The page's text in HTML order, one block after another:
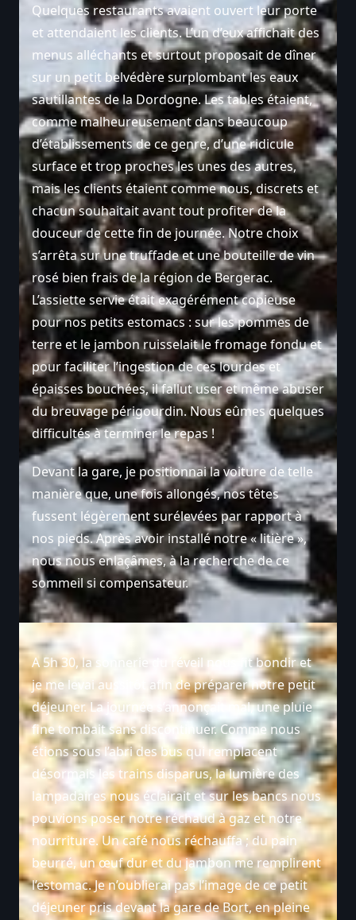
Quelques restaurants avaient ouvert leur porte
et attendaient les clients. L’un d’eux affichait des
menus alléchants et surtout proposait de dîner
sur un petit belvédère surplombant les eaux
sautillantes de la Dordogne. Les tables étaient,
comme malheureusement dans beaucoup
d’établissements de ce genre, d’une ridicule
surface et trop proches les unes des autres,
mais les clients étaient comme nous, discrets et
chacun souhaitait avant tout profiter de la
douceur de cette fin de journée. Notre choix
s’arrêta sur une truffade et une bouteille de vin
rosé bien frais de la région de Bergerac.
L’assiette servie était exagérément copieuse
pour nos petits estomacs : sur les pommes de
terre et le jambon ruisselait le fromage fondu et
pour faciliter l’ingestion de ces lourdes et
épaisses bouchées, il fallut user et même abuser
du breuvage périgourdin. Nous eûmes quelques
difficultés à terminer le repas !
Devant la gare, je positionnai la voiture de telle
manière que, une fois allongés, nos têtes
fussent légèrement surélevées par rapport à
nos pieds. Après avoir installé notre « litière »,
nous nous enlaçâmes, à la recherche de ce
sommeil si compensateur.
A 5h 30, la sonnerie du réveil nous fit bondir et
je me levai aussitôt afin de préparer notre petit
déjeuner. La journée s’annonçait mal, une pluie
fine tombait sans discontinuer. Comme nous
étions sous l’abri des bus qui remplacent
désormais les trains disparus, la lumière des
lampadaires nous éclairait et sur les bancs nous
pouvions poser notre réchaud à gaz et notre
nourriture. Un café nous réchauffa ; du pain
beurré, un œuf dur et du jambon me remplirent
l’estomac. Je n’oublierai pas l’image de ce petit
déjeuner pris devant la gare de Bort, en pleine